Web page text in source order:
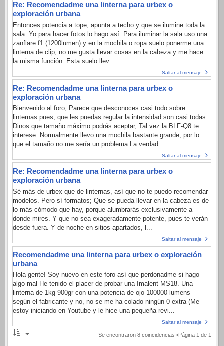
Re: Recomendadme una linterna para urbex o
exploración urbana
Entonces potencia a tope, apunta a techo y que se ilumine toda la
sala. Yo para hacer fotos lo hago así. Para iluminar la sala uso una
zanflare f1 (1200lumen) y en la mochila o ropa suelo ponerme una
linterna de clip, no me gusta llevar cosas en la cabeza y me hace
la misma función. Esta suelo llev...
Saltar al mensaje
Re: Recomendadme una linterna para urbex o
exploración urbana
Bienvenido al foro, Parece que desconoces casi todo sobre
linternas pues, que les puedas regular la intensidad son casi todas.
Dinos que tamaño máximo podrás aceptar, Tal vez la BLF-Q8 te
interese. Normalmente llevo una mochila bastante grande, por lo
que el tamaño no me sería un problema La verdad...
Saltar al mensaje
Re: Recomendadme una linterna para urbex o
exploración urbana
Sé más de urbex que de linternas, así que no te puedo recomendar
modelos. Pero sí formatos; Que se pueda llevar en la cabeza es de
lo más cómodo que hay, porque alumbrarás exclusivamente a
donde mires. Y que no sea exageradamente potente, pues te verán
desde fuera. Y de noche en sitios apartados, l...
Saltar al mensaje
Recomendadme una linterna para urbex o exploración
urbana
Hola gente! Soy nuevo en este foro así que perdonadme si hago
algo mal He tenido el placer de probar una Imalent MS18. Una
linterna de 1kg 900gr con una potencia de ojo 100000 lumens
según el fabricante y no, no se me ha colado ningún 0 extra (Me
estoy iniciando en Youtube y le hice una pequeña revi...
Saltar al mensaje
Se encontraron 8 coincidencias •Página 1 de 1